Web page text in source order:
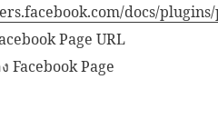
docs/plugins/
Page URL
Facebook Page